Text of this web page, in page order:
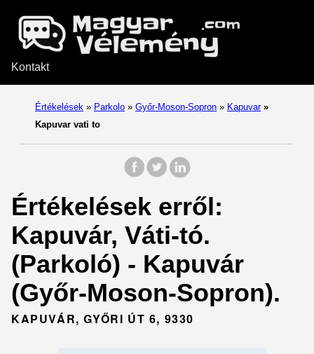
Kontakt
Értékelések » Parkolo » Győr-Moson-Sopron » Kapuvar »
Kapuvar vati to
Értékelések erről:
Kapuvár, Váti-tó.
(Parkoló) - Kapuvár
(Győr-Moson-Sopron).
KAPUVÁR, GYŐRI ÚT 6, 9330